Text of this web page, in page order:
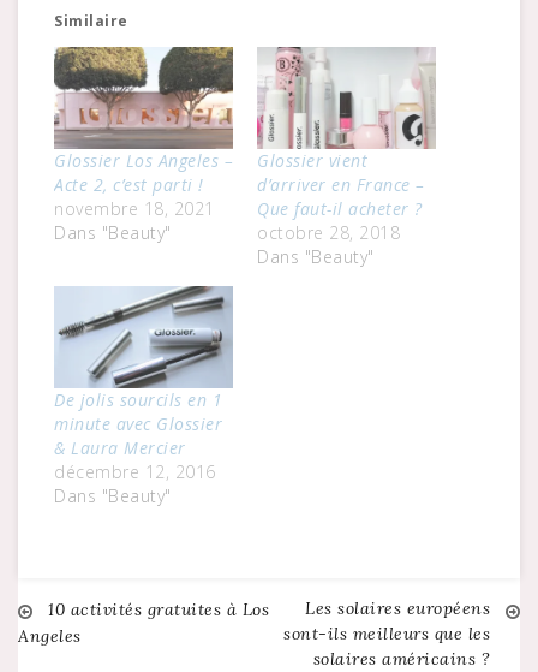
Similaire
Glossier Los Angeles –
Acte 2, c’est parti !
novembre 18, 2021
Dans "Beauty"
Glossier vient
d’arriver en France –
Que faut-il acheter ?
octobre 28, 2018
Dans "Beauty"
De jolis sourcils en 1
minute avec Glossier
& Laura Mercier
décembre 12, 2016
Dans "Beauty"
Navigation
10 activités gratuites à Los
Angeles
Les solaires européens
sont-ils meilleurs que les
solaires américains ?